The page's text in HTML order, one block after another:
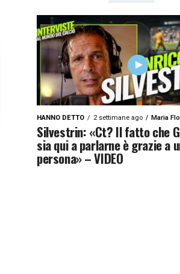
HANNO DETTO 2 settimane ago Maria
Silvestrin: «Ct? Il fatto che
sia qui a parlarne è grazie a
persona» – VIDEO